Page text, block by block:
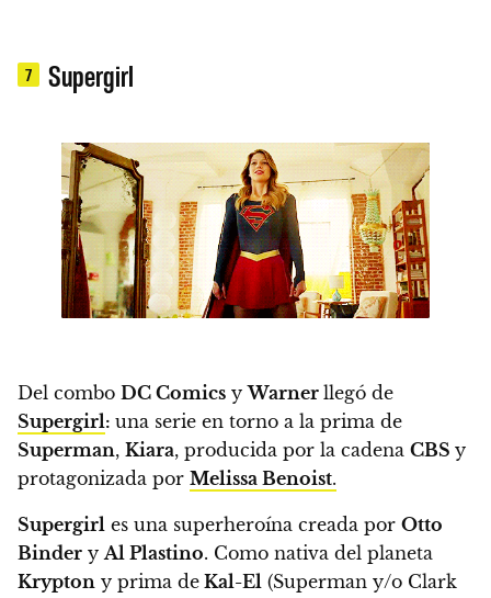
7 Supergirl
Del combo DC Comics yWarner llegó de
Supergirl: una serie en torno a la prima de
Superman, Kiara, producida por la cadena CBS y
protagonizada por Melissa Benoist.
Supergirl es una superheroína creada por Otto
Binder yAl Plastino. Como nativa del planeta
Krypton y prima de Kal-El (Superman y/o Clark